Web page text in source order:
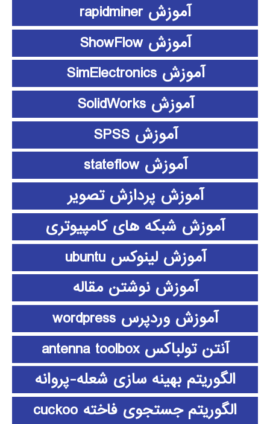
آموزش rapidminer
آموزش ShowFlow
آموزش SimElectronics
آموزش SolidWorks
آموزش SPSS
آموزش stateflow
آموزش پردازش تصویر
آموزش شبکه های کامپیوتری
آموزش لینوکس ubuntu
آموزش نوشتن مقاله
آموزش وردپرس wordpress
آنتن تولباکس antenna toolbox
الگوریتم بهینه سازی شعله-پروانه
الگوریتم جستجوی فاخته cuckoo